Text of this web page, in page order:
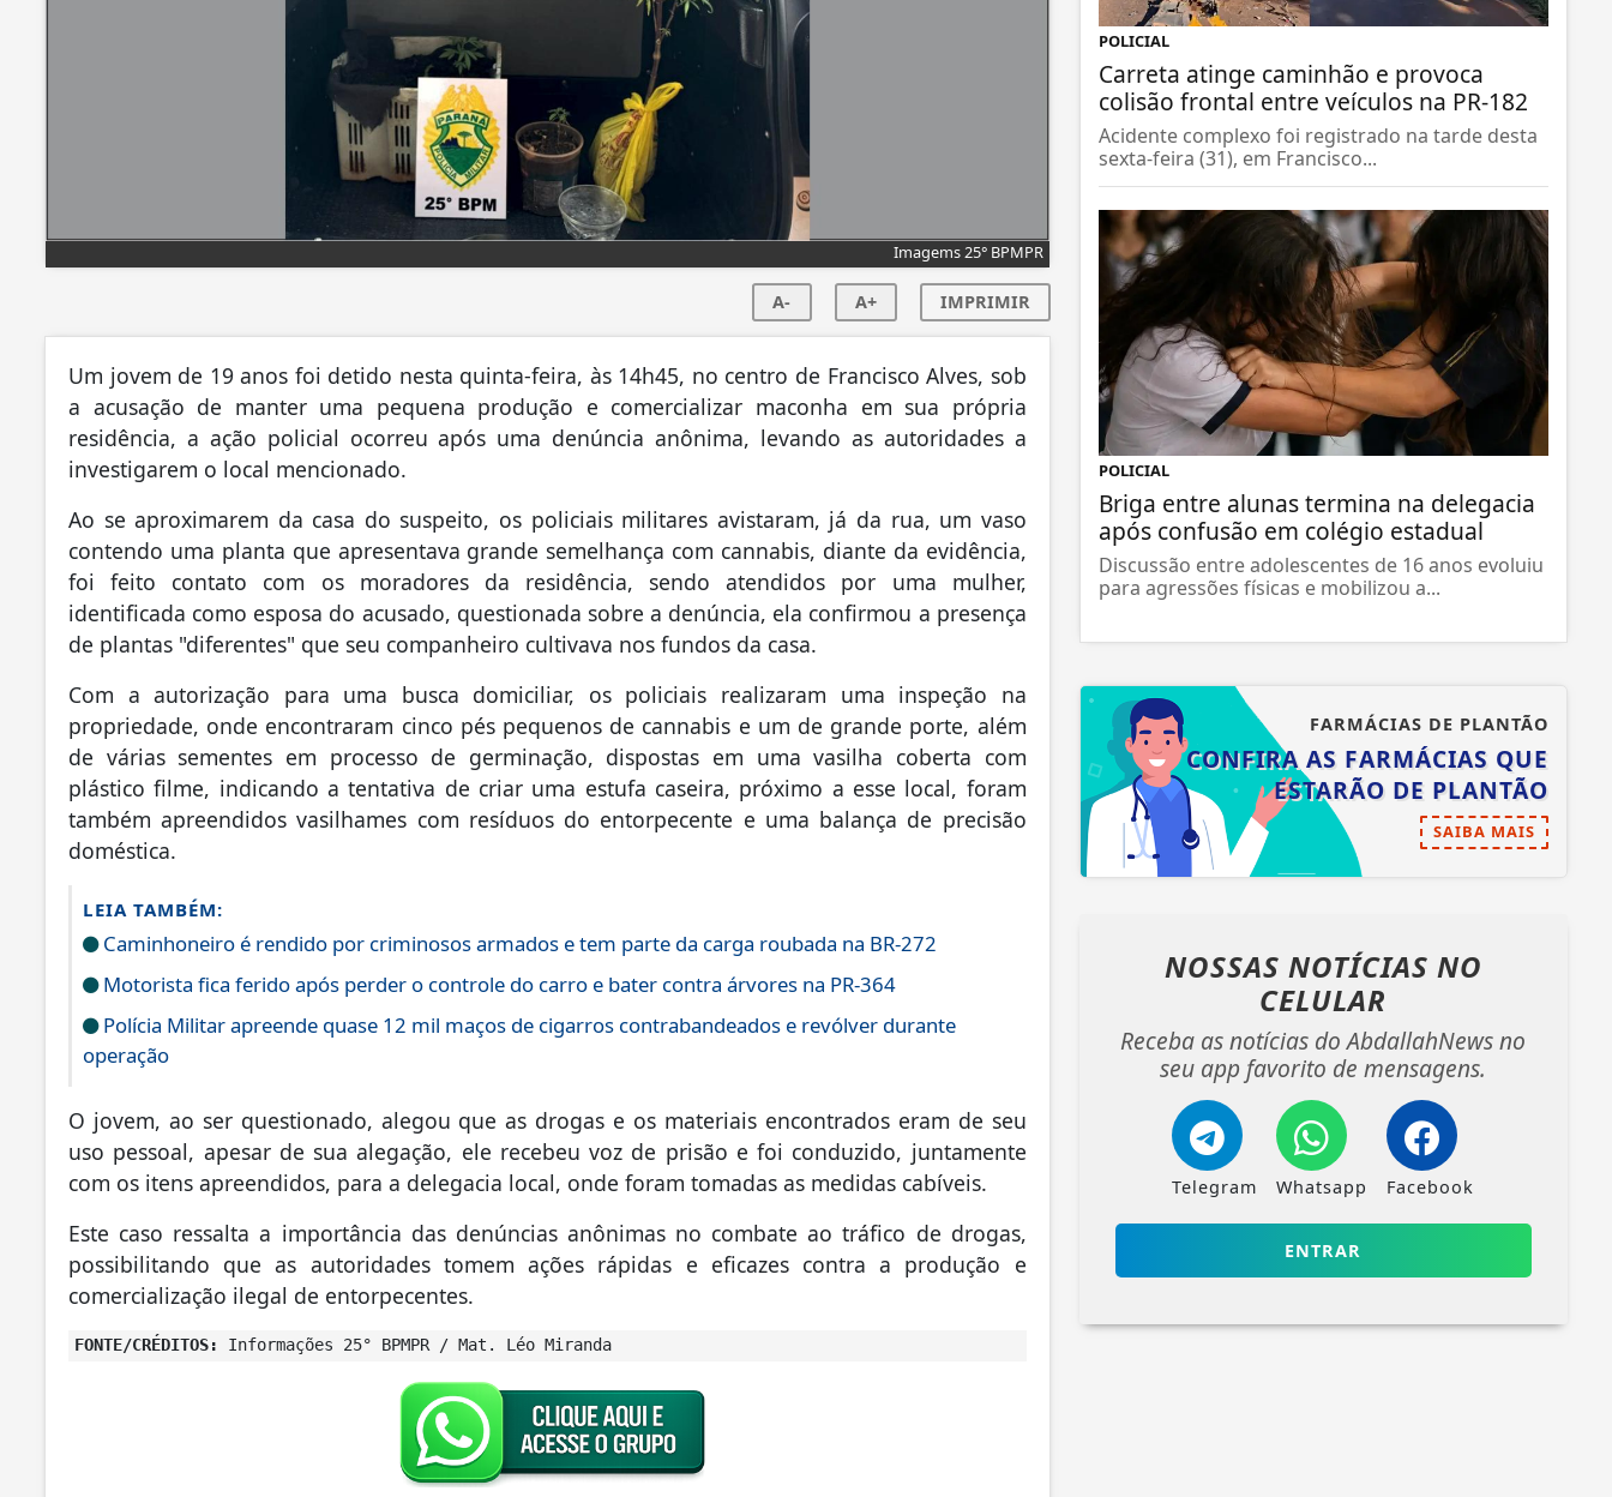
Imagems 25° BPMPR
A- A+ IMPRIMIR
Um jovem de 19 anos foi detido nesta quinta-feira, às 14h45, no centro de Francisco Alves, sob
a acusação de manter uma pequena produção e comercializar maconha em sua própria
residência, a ação policial ocorreu após uma denúncia anônima, levando as autoridades a
investigarem o local mencionado.
Ao se aproximarem da casa do suspeito, os policiais militares avistaram, já da rua, um vaso
contendo uma planta que apresentava grande semelhança com cannabis, diante da evidência,
foi feito contato com os moradores da residência, sendo atendidos por uma mulher,
identificada como esposa do acusado, questionada sobre a denúncia, ela confirmou a presença
de plantas "diferentes" que seu companheiro cultivava nos fundos da casa.
Com a autorização para uma busca domiciliar, os policiais realizaram uma inspeção na
propriedade, onde encontraram cinco pés pequenos de cannabis e um de grande porte, além
de várias sementes em processo de germinação, dispostas em uma vasilha coberta com
plástico filme, indicando a tentativa de criar uma estufa caseira, próximo a esse local, foram
também apreendidos vasilhames com resíduos do entorpecente e uma balança de precisão
doméstica.
LEIA TAMBÉM:
Caminhoneiro é rendido por criminosos armados e tem parte da carga roubada na BR-272
Motorista fica ferido após perder o controle do carro e bater contra árvores na PR-364
Polícia Militar apreende quase 12 mil maços de cigarros contrabandeados e revólver durante
operação
O jovem, ao ser questionado, alegou que as drogas e os materiais encontrados eram de seu
uso pessoal, apesar de sua alegação, ele recebeu voz de prisão e foi conduzido, juntamente
com os itens apreendidos, para a delegacia local, onde foram tomadas as medidas cabíveis.
Este caso ressalta a importância das denúncias anônimas no combate ao tráfico de drogas,
possibilitando que as autoridades tomem ações rápidas e eficazes contra a produção e
comercialização ilegal de entorpecentes.
FONTE/CRÉDITOS: Informações 25° BPMPR / Mat. Léo Miranda
POLICIAL
Carreta atinge caminhão e provoca
colisão frontal entre veículos na PR-182
Acidente complexo foi registrado na tarde desta
sexta-feira (31), em Francisco...
POLICIAL
Briga entre alunas termina na delegacia
após confusão em colégio estadual
Discussão entre adolescentes de 16 anos evoluiu
para agressões físicas e mobilizou a...
FARMÁCIAS DE PLANTÃO
CONFIRA AS FARMÁCIAS QUE
ESTARÃO DE PLANTÃO
SAIBA MAIS
NOSSAS NOTÍCIAS NO
CELULAR
Receba as notícias do AbdallahNews no
seu app favorito de mensagens.
Telegram Whatsapp Facebook
ENTRAR